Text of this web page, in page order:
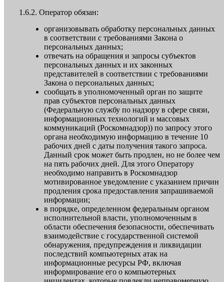
1.6.2. Оператор обязан:
организовывать обработку персональных данных
в соответствии с требованиями Закона о
персональных данных;
отвечать на обращения и запросы субъектов
персональных данных и их законных
представителей в соответствии с требованиями
Закона о персональных данных;
сообщать в уполномоченный орган по защите
прав субъектов персональных данных
(Федеральную службу по надзору в сфере связи,
информационных технологий и массовых
коммуникаций (Роскомнадзор)) по запросу этого
органа необходимую информацию в течение 10
рабочих дней с даты получения такого запроса.
Данный срок может быть продлен, но не более чем
на пять рабочих дней. Для этого Оператору
необходимо направить в Роскомнадзор
мотивированное уведомление с указанием причин
продления срока предоставления запрашиваемой
информации;
в порядке, определенном федеральным органом
исполнительной власти, уполномоченным в
области обеспечения безопасности, обеспечивать
взаимодействие с государственной системой
обнаружения, предупреждения и ликвидации
последствий компьютерных атак на
информационные ресурсы РФ, включая
информирование его о компьютерных